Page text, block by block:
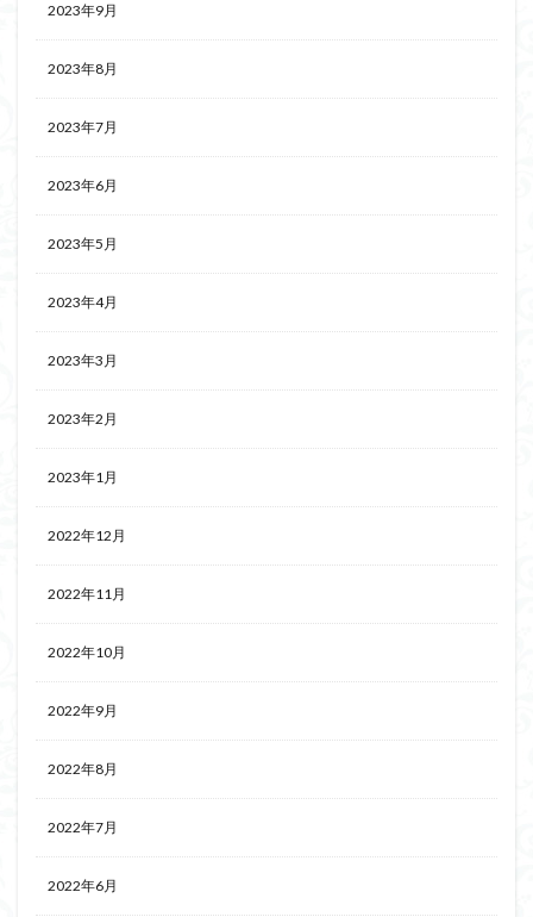
2023年9月
2023年8月
2023年7月
2023年6月
2023年5月
2023年4月
2023年3月
2023年2月
2023年1月
2022年12月
2022年11月
2022年10月
2022年9月
2022年8月
2022年7月
2022年6月